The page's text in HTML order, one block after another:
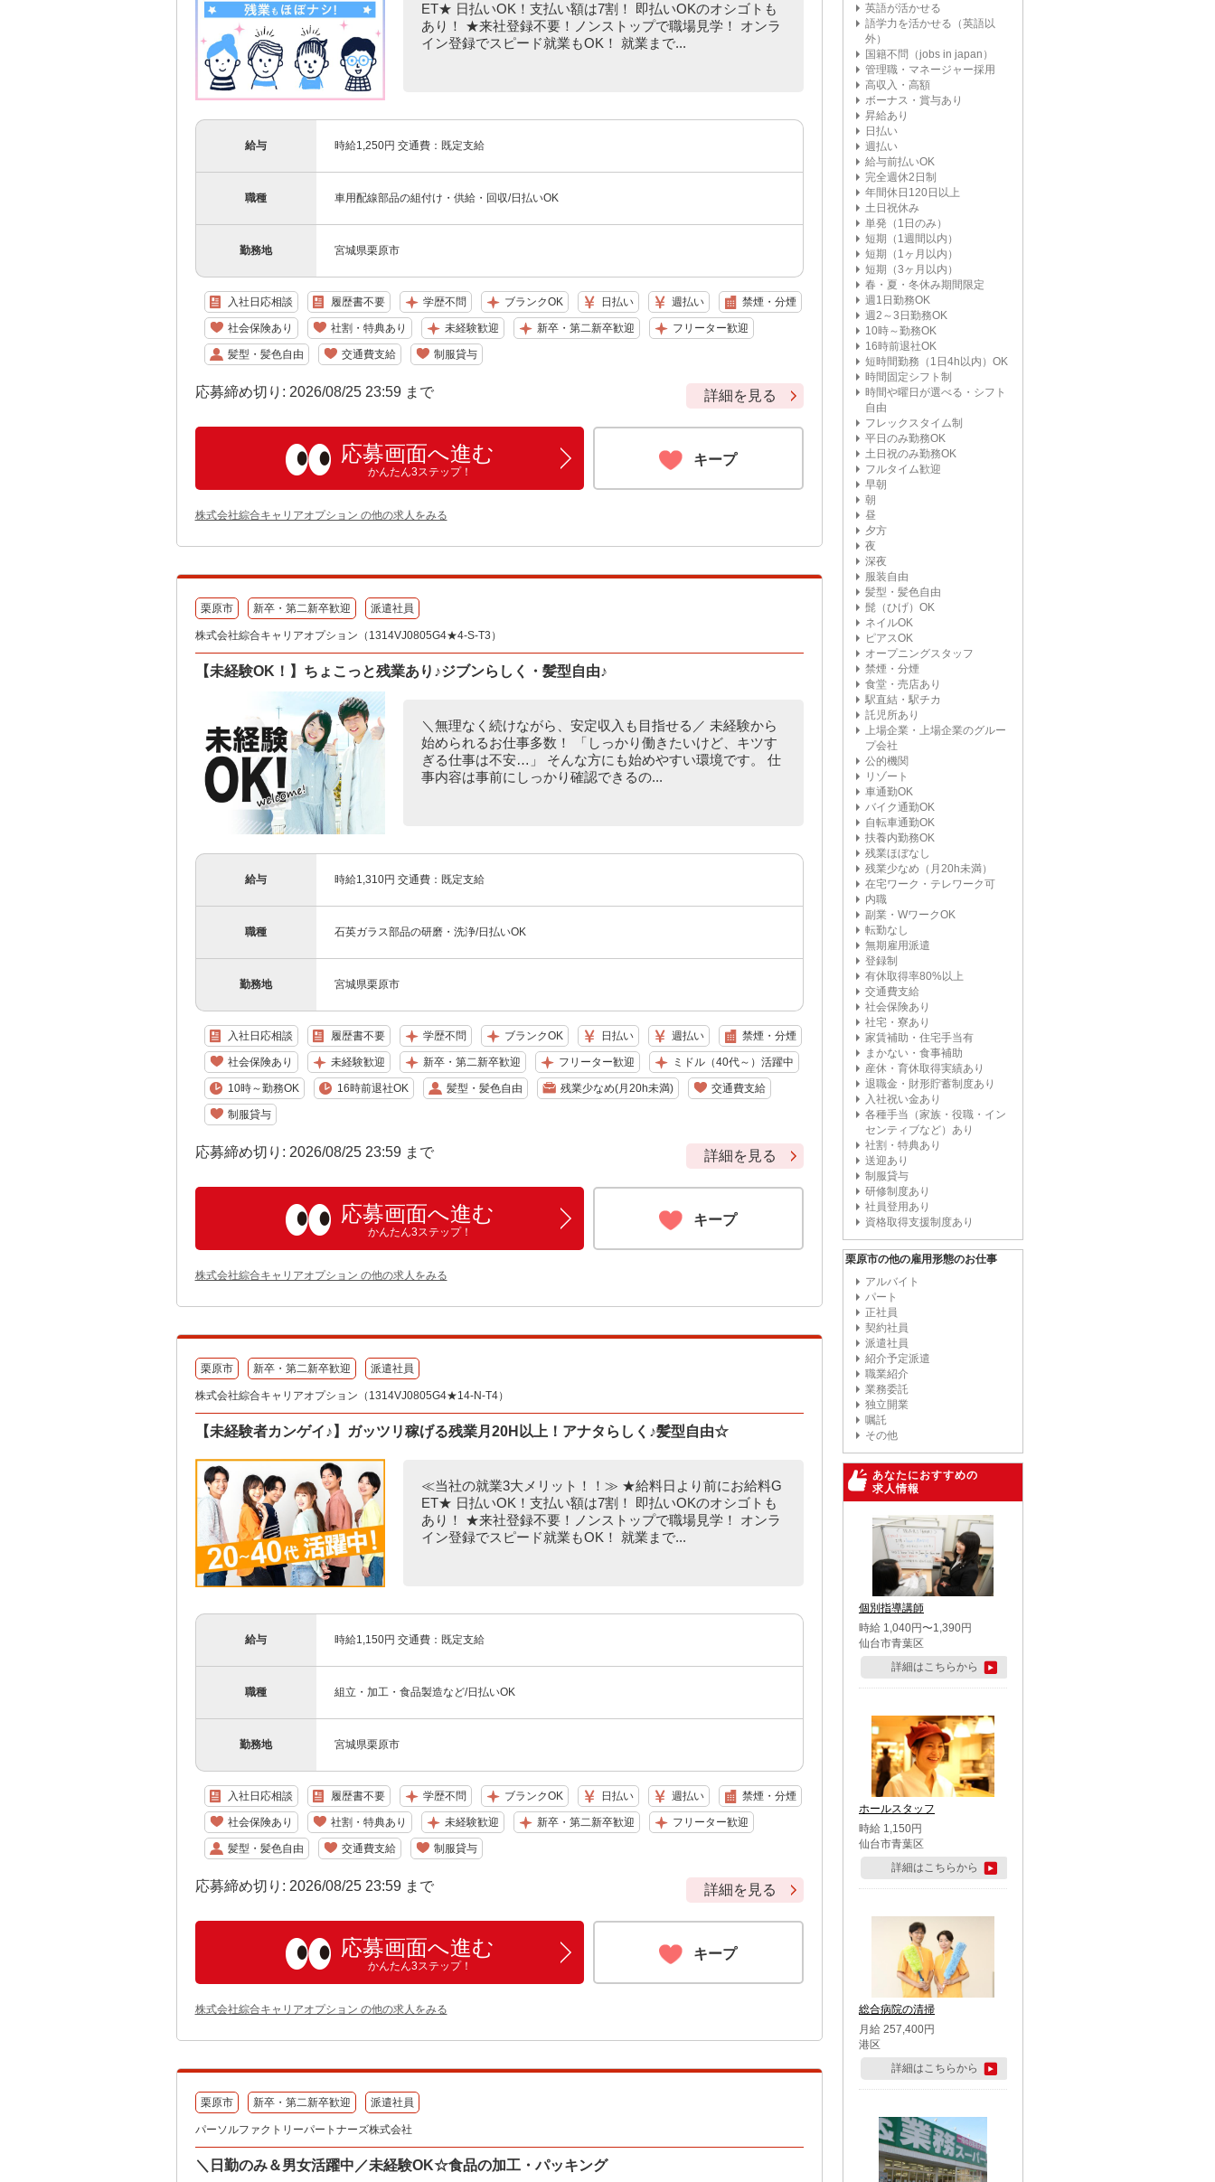
ET★ 日払いOK！支払い額は7割！ 即払いOKのオシゴトも
あり！ ★来社登録不要！ノンストップで職場見学！ オンラ
イン登録でスピード就業もOK！ 就業まで...
給与 時給1,250円 交通費：既定支給
職種 車用配線部品の組付け・供給・回収/日払いOK
勤務地 宮城県栗原市
入社日応相談 履歴書不要 学歴不問 ブランクOK 日払い 週払い 禁煙・分煙
社会保険あり 社割・特典あり 未経験歓迎 新卒・第二新卒歓迎 フリーター歓迎
髪型・髪色自由 交通費支給 制服貸与
応募締め切り: 2026/08/25 23:59 まで 詳細を見る
応募画面へ進む
かんたん3ステップ！
キープ
株式会社綜合キャリアオプション の他の求人をみる
栗原市 新卒・第二新卒歓迎 派遣社員
株式会社綜合キャリアオプション（1314VJ0805G4★4-S-T3）
【未経験OK！】ちょこっと残業あり♪ジブンらしく・髪型自由♪
＼無理なく続けながら、安定収入も目指せる／ 未経験から
始められるお仕事多数！ 「しっかり働きたいけど、キツす
ぎる仕事は不安…」 そんな方にも始めやすい環境です。 仕
事内容は事前にしっかり確認できるの...
給与 時給1,310円 交通費：既定支給
職種 石英ガラス部品の研磨・洗浄/日払いOK
勤務地 宮城県栗原市
入社日応相談 履歴書不要 学歴不問 ブランクOK 日払い 週払い 禁煙・分煙
社会保険あり 未経験歓迎 新卒・第二新卒歓迎 フリーター歓迎 ミドル（40代～）活躍中
10時～勤務OK 16時前退社OK 髪型・髪色自由 残業少なめ(月20h未満) 交通費支給
制服貸与
応募締め切り: 2026/08/25 23:59 まで 詳細を見る
応募画面へ進む
かんたん3ステップ！
キープ
株式会社綜合キャリアオプション の他の求人をみる
栗原市 新卒・第二新卒歓迎 派遣社員
株式会社綜合キャリアオプション（1314VJ0805G4★14-N-T4）
【未経験者カンゲイ♪】ガッツリ稼げる残業月20H以上！アナタらしく♪髪型自由☆
≪当社の就業3大メリット！！≫ ★給料日より前にお給料G
ET★ 日払いOK！支払い額は7割！ 即払いOKのオシゴトも
あり！ ★来社登録不要！ノンストップで職場見学！ オンラ
イン登録でスピード就業もOK！ 就業まで...
給与 時給1,150円 交通費：既定支給
職種 組立・加工・食品製造など/日払いOK
勤務地 宮城県栗原市
入社日応相談 履歴書不要 学歴不問 ブランクOK 日払い 週払い 禁煙・分煙
社会保険あり 社割・特典あり 未経験歓迎 新卒・第二新卒歓迎 フリーター歓迎
髪型・髪色自由 交通費支給 制服貸与
応募締め切り: 2026/08/25 23:59 まで 詳細を見る
応募画面へ進む
かんたん3ステップ！
キープ
株式会社綜合キャリアオプション の他の求人をみる
栗原市 新卒・第二新卒歓迎 派遣社員
パーソルファクトリーパートナーズ株式会社
＼日勤のみ＆男女活躍中／未経験OK☆食品の加工・パッキング
英語が活かせる
語学力を活かせる（英語以
外）
国籍不問（jobs in japan）
管理職・マネージャー採用
高収入・高額
ボーナス・賞与あり
昇給あり
日払い
週払い
給与前払いOK
完全週休2日制
年間休日120日以上
土日祝休み
単発（1日のみ）
短期（1週間以内）
短期（1ヶ月以内）
短期（3ヶ月以内）
春・夏・冬休み期間限定
週1日勤務OK
週2～3日勤務OK
10時～勤務OK
16時前退社OK
短時間勤務（1日4h以内）OK
時間固定シフト制
時間や曜日が選べる・シフト
自由
フレックスタイム制
平日のみ勤務OK
土日祝のみ勤務OK
フルタイム歓迎
早朝
朝
昼
夕方
夜
深夜
服装自由
髪型・髪色自由
髭（ひげ）OK
ネイルOK
ピアスOK
オープニングスタッフ
禁煙・分煙
食堂・売店あり
駅直結・駅チカ
託児所あり
上場企業・上場企業のグルー
プ会社
公的機関
リゾート
車通勤OK
バイク通勤OK
自転車通勤OK
扶養内勤務OK
残業ほぼなし
残業少なめ（月20h未満）
在宅ワーク・テレワーク可
内職
副業・WワークOK
転勤なし
無期雇用派遣
登録制
有休取得率80%以上
交通費支給
社会保険あり
社宅・寮あり
家賃補助・住宅手当有
まかない・食事補助
産休・育休取得実績あり
退職金・財形貯蓄制度あり
入社祝い金あり
各種手当（家族・役職・イン
センティブなど）あり
社割・特典あり
送迎あり
制服貸与
研修制度あり
社員登用あり
資格取得支援制度あり
栗原市の他の雇用形態のお仕事
アルバイト
パート
正社員
契約社員
派遣社員
紹介予定派遣
職業紹介
業務委託
独立開業
嘱託
その他
あなたにおすすめの
求人情報
個別指導講師
時給 1,040円〜1,390円
仙台市青葉区
詳細はこちらから
ホールスタッフ
時給 1,150円
仙台市青葉区
詳細はこちらから
総合病院の清掃
月給 257,400円
港区
詳細はこちらから